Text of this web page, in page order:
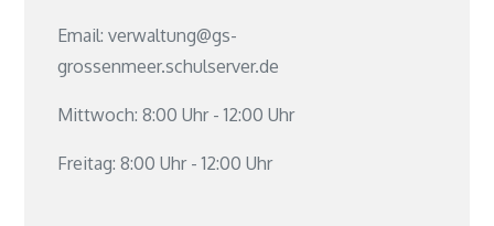
Email: verwaltung@gs-
grossenmeer.schulserver.de
Mittwoch: 8:00 Uhr - 12:00 Uhr
Freitag: 8:00 Uhr - 12:00 Uhr